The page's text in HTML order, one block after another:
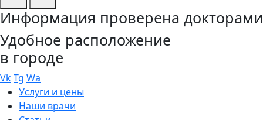
Информация проверена докторами
Удобное расположение
в городе
VkTg Wa
Услуги и цены
Наши врачи